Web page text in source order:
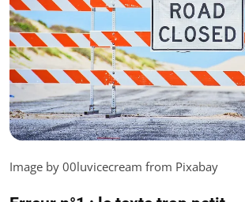
Image by 00luvicecream from Pixabay